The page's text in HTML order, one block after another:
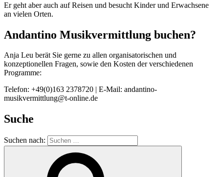
Er geht aber auch auf Reisen und besucht Kinder und Erwachsene
an vielen Orten.
Andantino Musikvermittlung buchen?
Anja Leu berät Sie gerne zu allen organisatorischen und
konzeptionellen Fragen, sowie den Kosten der verschiedenen
Programme:
Telefon: +49(0)163 2378720 | E-Mail: andantino-
musikvermittlung@t-online.de
Suche
Suchen nach: